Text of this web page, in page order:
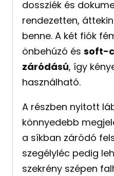
dossziék és
rendezetten,
benne. A két fiók
önbehúzó és soft-
záródású, így
használható.
A részben nyitott
könnyedebb
a síkban záródó
szegélyléc pedig
szekrény szépen